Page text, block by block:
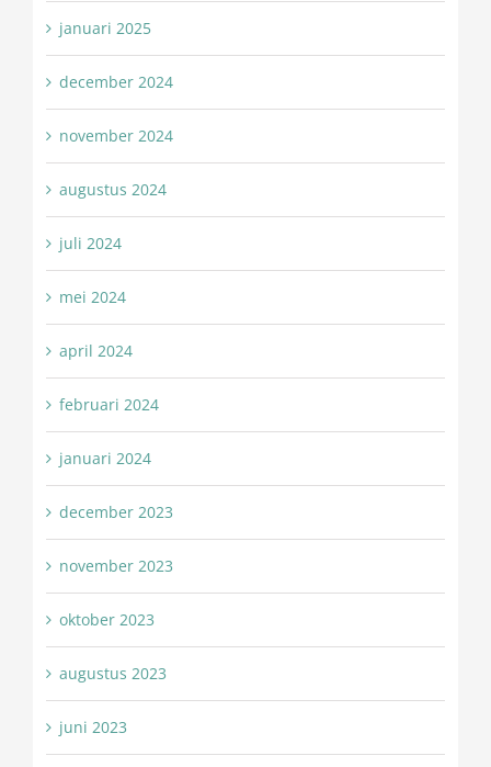
januari 2025
december 2024
november 2024
augustus 2024
juli 2024
mei 2024
april 2024
februari 2024
januari 2024
december 2023
november 2023
oktober 2023
augustus 2023
juni 2023